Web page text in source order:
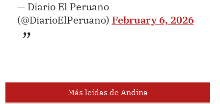
— Diario El Peruano
(@DiarioElPeruano) February 6, 2026
Más leídas de Andina